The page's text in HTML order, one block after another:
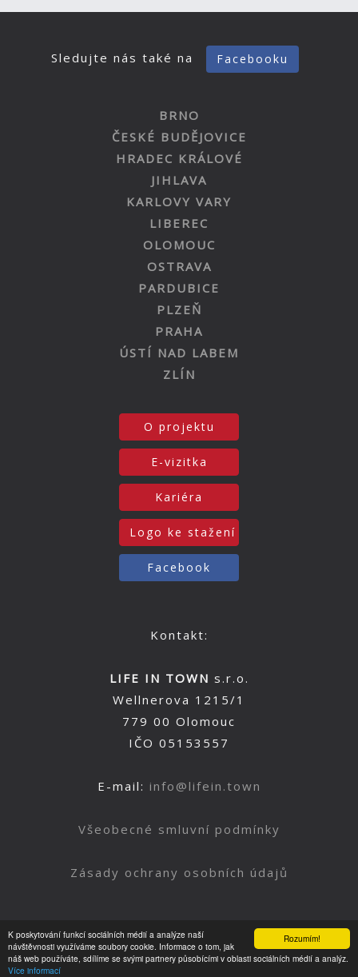
Rozumím!
K poskytování funkcí sociálních médií a analýze naší
návštěvnosti využíváme soubory cookie. Informace o tom, jak
náš web používáte, sdílíme se svými partnery působícími v oblasti sociálních médií a analýz.
Více informací
Sledujte nás také na Facebooku
BRNO
ČESKÉ BUDĚJOVICE
HRADEC KRÁLOVÉ
JIHLAVA
KARLOVY VARY
LIBEREC
OLOMOUC
OSTRAVA
PARDUBICE
PLZEŇ
PRAHA
ÚSTÍ NAD LABEM
ZLÍN
O projektu
E-vizitka
Kariéra
Logo ke stažení
Facebook
Kontakt:
LIFE IN TOWN s.r.o.
Wellnerova 1215/1
779 00 Olomouc
IČO 05153557
E-mail: info@lifein.town
Všeobecné smluvní podmínky
Zásady ochrany osobních údajů
Nahoru